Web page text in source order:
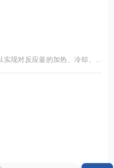
现对反应釜的加热、冷却、搅
控制功能。